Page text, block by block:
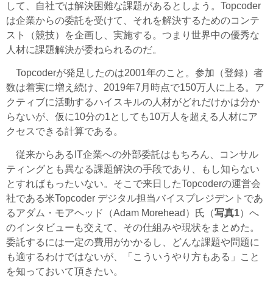
して、自社では解決困難な課題があるとしよう。 Topcoder
は企業からの委託を受けて、それを解決するためのコンテ
スト（競技）を企画し、実施する。つまり世界中の優秀な
人材に課題解決が委ねられるのだ。
Topcoderが発足したのは2001年のこと。参加（登録）者
数は着実に増え続け、2019年7月時点で150万人に上る。ア
クティブに活動するハイスキルの人材がどれだけかは分か
らないが、仮に10分の1としても10万人を超える人材にア
クセスできる計算である。
従来からあるIT企業への外部委託はもちろん、コンサル
ティングとも異なる課題解決の手段であり、もし知らない
とすればもったいない。そこで来日したTopcoderの運営会
社である米Topcoder デジタル担当バイスプレジデントであ
るアダム・モアヘッド（Adam Morehead）氏（写真1）へ
のインタビューも交えて、その仕組みや現状をまとめた。
委託するには一定の費用がかかるし、どんな課題や問題に
も適するわけではないが、「こういうやり方もある」こと
を知っておいて頂きたい。